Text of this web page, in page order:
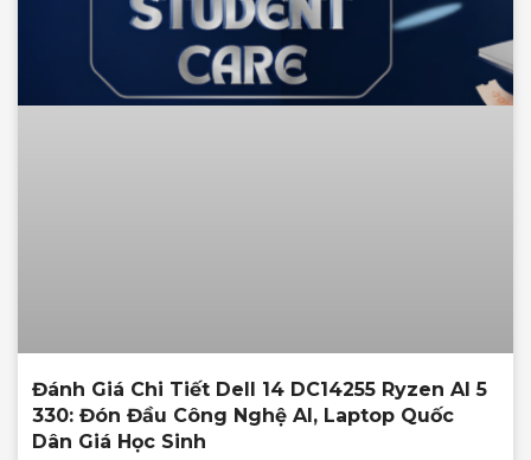
Đánh Giá Chi Tiết Dell 14 DC14255 Ryzen AI 5
330: Đón Đầu Công Nghệ AI, Laptop Quốc
Dân Giá Học Sinh